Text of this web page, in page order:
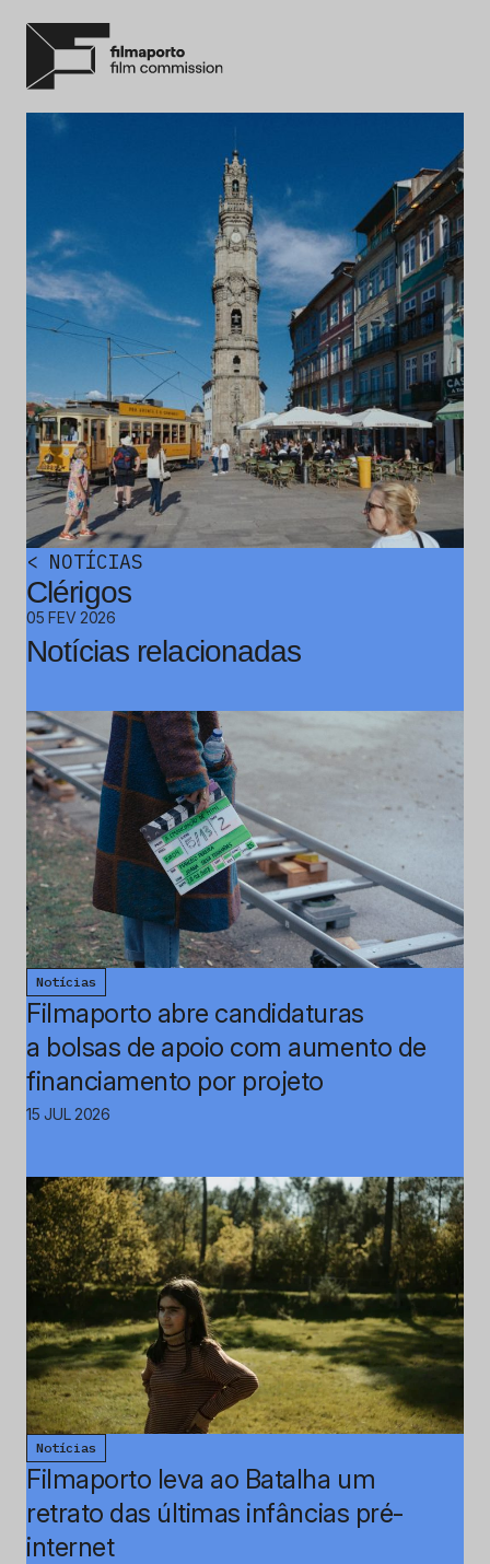
< NOTÍCIAS
Clérigos
05 FEV 2026
Notícias relacionadas
Notícias
Filmaporto abre candidaturas
a bolsas de apoio com aumento de
financiamento por projeto
15 JUL 2026
Notícias
Filmaporto leva ao Batalha um
retrato das últimas infâncias pré-
internet